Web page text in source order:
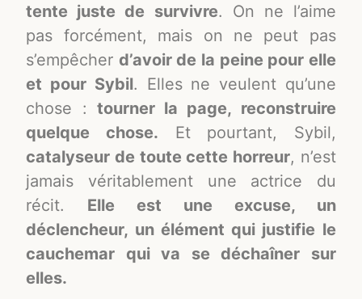
tente juste de survivre. On ne l’aime
pas forcément, mais on ne peut pas
s’empêcher d’avoir de la peine pour elle
et pour Sybil. Elles ne veulent qu’une
chose : tourner la page, reconstruire
quelque chose. Et pourtant, Sybil,
catalyseur de toute cette horreur, n’est
jamais véritablement une actrice du
récit. Elle est une excuse, un
déclencheur, un élément qui justifie le
cauchemar qui va se déchaîner sur
elles.